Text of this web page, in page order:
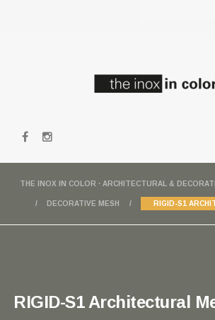
THE INOX IN COLOR · ARCHITECTURAL &
DECORATIVE MESH RIGID-S1
RIGID-S1 Architectural